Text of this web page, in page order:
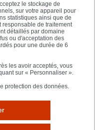
le stockage de
sur votre appareil pour
statistiques ainsi que de
responsable de traitement
détaillés par domaine
ou d'acceptation des
pour une durée de 6
les avoir acceptés, vous
sur « Personnaliser ».
protection des données.